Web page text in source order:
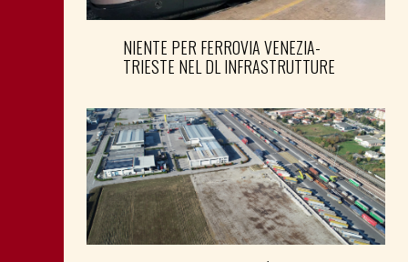
NIENTE PER FERROVIA VENEZIA-
TRIESTE NEL DL INFRASTRUTTURE